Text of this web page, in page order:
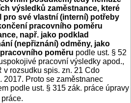
výsledků zaměstnance, které
pro své vlastní (interní) potřeby
pracovního poměru
např. jako podklad
(nepřiznání) odměny, jako
poměru podle ust. § 52
pracovní výsledky apod.,
v rozsudku spis. zn. 21 Cdo
2017. Proto se zaměstnanec
podle ust. § 315 zák. práce úpravy